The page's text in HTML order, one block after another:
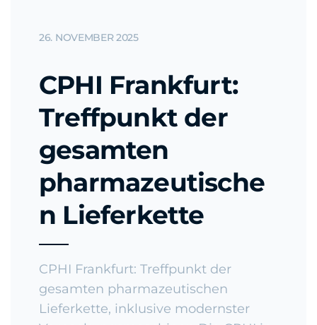
26. NOVEMBER 2025
CPHI Frankfurt:
Treffpunkt der
gesamten
pharmazeutische
n Lieferkette
CPHI Frankfurt: Treffpunkt der
gesamten pharmazeutischen
Lieferkette, inklusive modernster